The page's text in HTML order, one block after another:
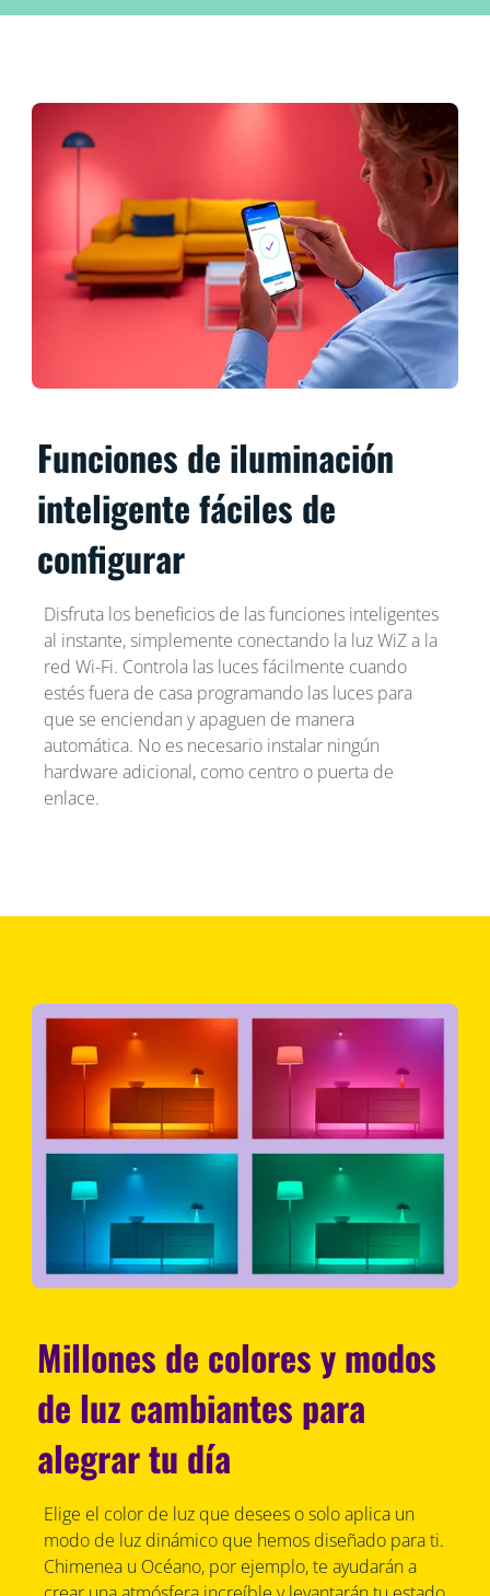
Funciones de iluminación
inteligente fáciles de
configurar
Disfruta los beneficios de las funciones inteligentes
al instante, simplemente conectando la luz WiZ a la
red Wi-Fi. Controla las luces fácilmente cuando
estés fuera de casa programando las luces para
que se enciendan y apaguen de manera
automática. No es necesario instalar ningún
hardware adicional, como centro o puerta de
enlace.
Millones de colores y modos
de luz cambiantes para
alegrar tu día
Elige el color de luz que desees o solo aplica un
modo de luz dinámico que hemos diseñado para ti.
Chimenea u Océano, por ejemplo, te ayudarán a